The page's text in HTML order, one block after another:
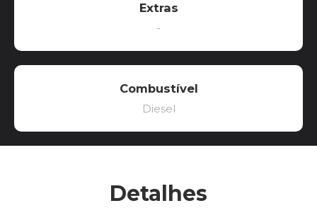
Extras
-
Combustível
Diesel
Detalhes